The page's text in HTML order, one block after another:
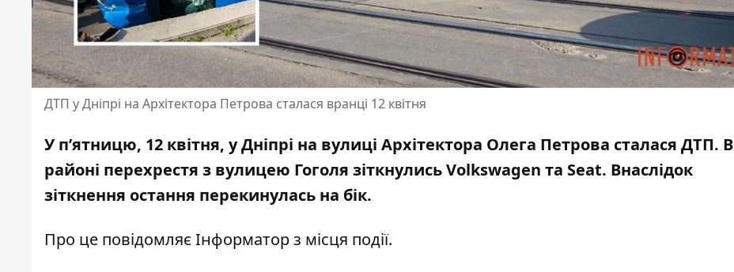
ДТП у Дніпрі на Архітектора Петрова сталася вранці 12 квітня
У пʼятницю, 12 квітня, у Дніпрі на вулиці Архітектора Олега Петрова сталася ДТП. В
районі перехрестя з вулицею Гоголя зіткнулись Volkswagen та Seat. Внаслідок
зіткнення остання перекинулась на бік.
Про це повідомляє Інформатор з місця події.